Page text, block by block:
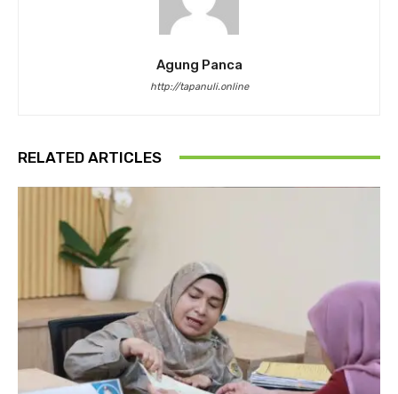
Agung Panca
http://tapanuli.online
RELATED ARTICLES